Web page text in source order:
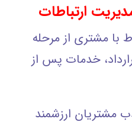
ارتباطات
مشتری از مرحله
خدمات پس از